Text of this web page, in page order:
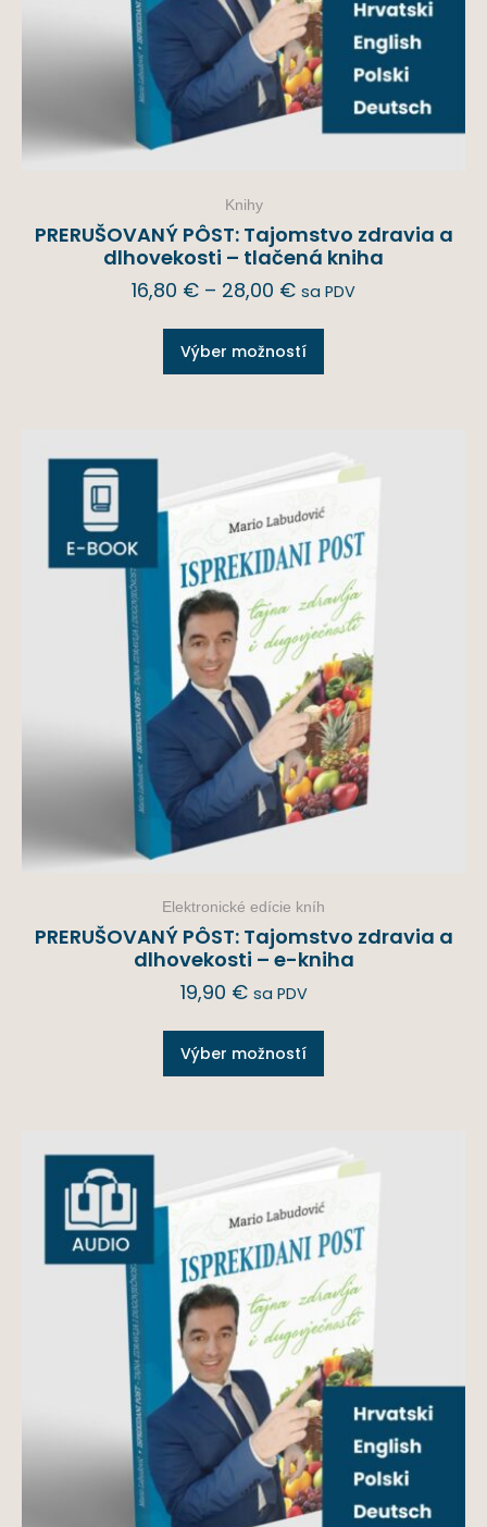
Knihy
PRERUŠOVANÝ PÔST: Tajomstvo zdravia a
dlhovekosti – tlačená kniha
16,80 € – 28,00 € sa PDV
Výber možností
Elektronické edície kníh
PRERUŠOVANÝ PÔST: Tajomstvo zdravia a
dlhovekosti – e-kniha
19,90 € sa PDV
Výber možností